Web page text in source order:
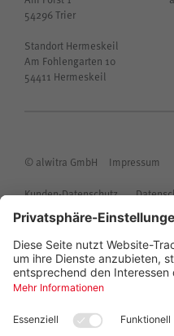
54296 Trier
Standort Hermeskeil
Am Fohlengarten 10
54411 Hermeskeil
© alwitra GmbH
Impressum
Kunden-Datenschutz
Allgemeine
Allgemeine Lieferbedingungen